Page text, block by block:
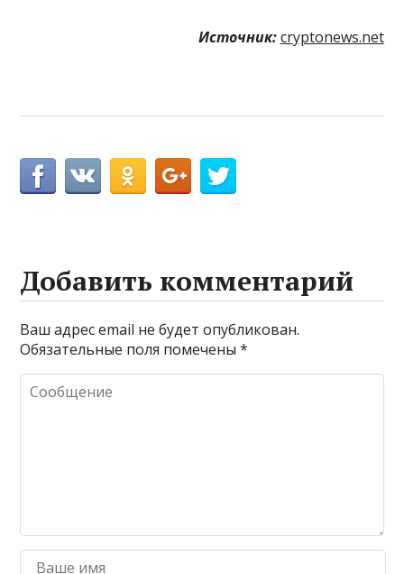
Источник: cryptonews.net
Добавить комментарий
Ваш адрес email не будет опубликован.
Обязательные поля помечены*